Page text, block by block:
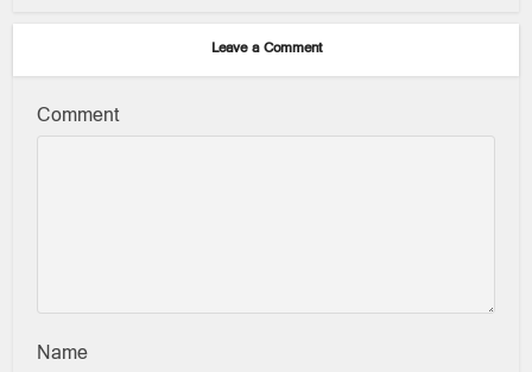
Leave a Comment
Comment
Name